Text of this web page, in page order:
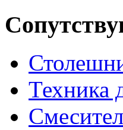
Техника